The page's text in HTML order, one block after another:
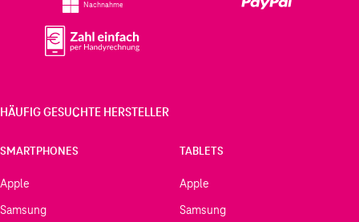
Nachnahme
HÄUFIG GESUCHTE HERSTELLER
SMARTPHONES
Apple
Samsung
TABLETS
Apple
Samsung